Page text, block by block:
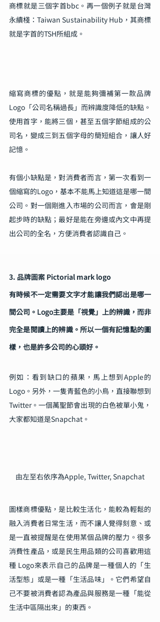
商標就是三個字首bbc。再一個例子就是台灣
永續棧：Taiwan Sustainability Hub，其商標
就是字首的TSH所組成。
縮寫商標的優點，就是能夠彌補第一款品牌
Logo「公司名稱過長」而辨識度降低的缺點。
使用首字，能將三個，甚至五個字節組成的公
司名，變成三到五個字母的簡短組合，讓人好
記憶。
有個小缺點是，對消費者而言，第一次看到一
個縮寫的Logo，基本不能馬上知道這是哪一間
公司。對一個剛進入市場的公司而言，會是剛
起步時的缺點；最好是能在旁邊或內文中再提
出公司的全名，方便消費者認識自己。
3. 品牌圖案 Pictorial mark logo
有時候不一定需要文字才能讓我們認出是哪一
間公司。Logo主要是「視覺」上的辨識，而非
完全是閱讀上的辨識。所以一個有記憶點的圖
樣，也是許多公司的心頭好。
例如：看到缺口的蘋果，馬上想到Apple的
Logo。另外，一隻青藍色的小鳥，直接聯想到
Twitter。一個萬聖節會出現的白色被單小鬼，
大家都知道是Snapchat。
由左至右依序為Apple, Twitter, Snapchat
圖樣商標優點，是比較生活化，能較為輕鬆的
融入消費者日常生活，而不讓人覺得刻意、或
是一直被提醒是在使用某個品牌的壓力。很多
消費性產品，或是民生用品類的公司喜歡用這
種 Logo來表示自己的品牌是一種個人的「生
活型態」或是一種「生活品味」。它們希望自
己不要被消費者認為產品與服務是一種「能從
生活中區隔出來」的東西。